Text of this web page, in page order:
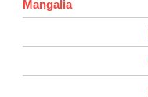
Mangalia